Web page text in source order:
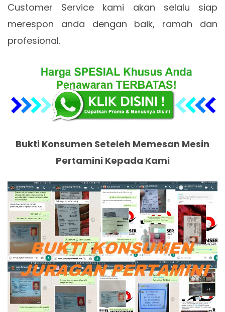
Customer Service kami akan selalu siap
merespon anda dengan baik, ramah dan
profesional.
Bukti Konsumen Seteleh Memesan Mesin
Pertamini Kepada Kami